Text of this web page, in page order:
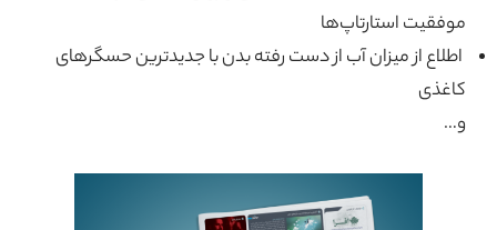
موفقیت استارتاپ‌ها
اطلاع از میزان آب از دست رفته بدن با جدیدترین حسگرهای
کاغذی
و…